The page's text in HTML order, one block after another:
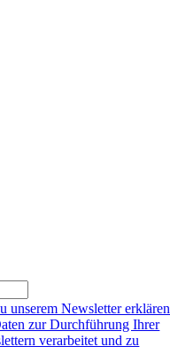
unserem Newsletter erklären
zur Durchführung Ihrer
verarbeitet und zu